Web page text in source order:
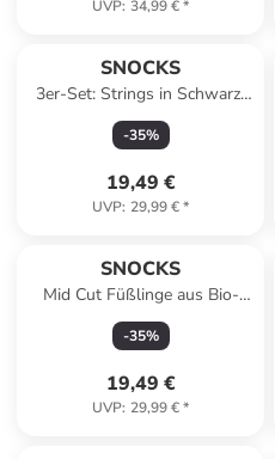
UVP: 34,99 €*
SNOCKS
3er-Set: Strings in Schwarz/
Rosa/ Beige
-35%
19,49 €
UVP: 29,99 €*
SNOCKS
Mid Cut Füßlinge aus Bio-
Baumwolle 6 Paar in Schwarz
-35%
19,49 €
UVP: 29,99 €*